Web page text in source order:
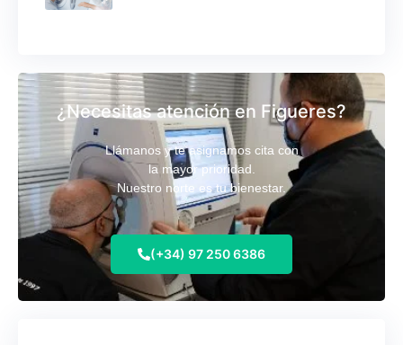
¿Necesitas atención en Figueres?
Llámanos y te asignamos cita con
la mayor prioridad.
Nuestro norte es tu bienestar.
(+34) 97 250 6386